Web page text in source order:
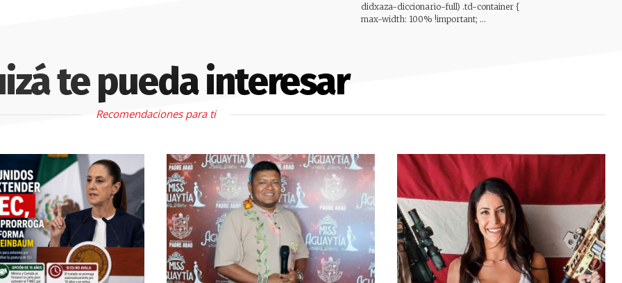
didxaza-diccionario-full) .td-container {
max-width: 100% !important; ...
te pueda interesar
Recomendaciones para ti